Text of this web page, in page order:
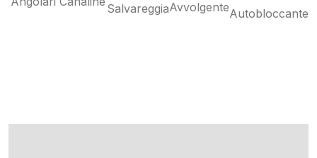
SalvareggiaAvvolgenteAutobloccante